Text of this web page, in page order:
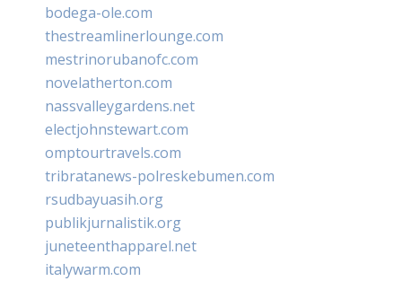
bodega-ole.com
thestreamlinerlounge.com
mestrinorubanofc.com
novelatherton.com
nassvalleygardens.net
electjohnstewart.com
omptourtravels.com
tribratanews-polreskebumen.com
rsudbayuasih.org
publikjurnalistik.org
juneteenthapparel.net
italywarm.com